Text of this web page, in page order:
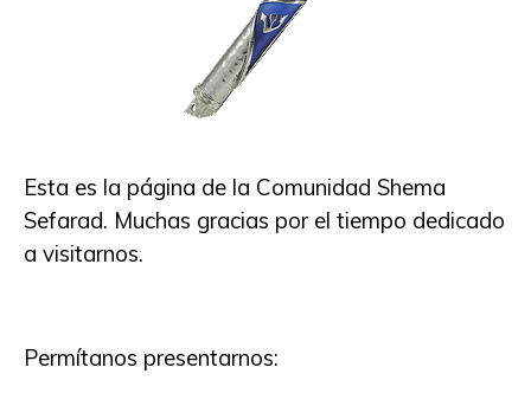
Esta es la página de la Comunidad Shema
Sefarad. Muchas gracias por el tiempo dedicado
a visitarnos.
Permítanos presentarnos: